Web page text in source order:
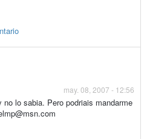
may. 08, 2007 - 12:56
lo sabia. Pero podriais mandarme